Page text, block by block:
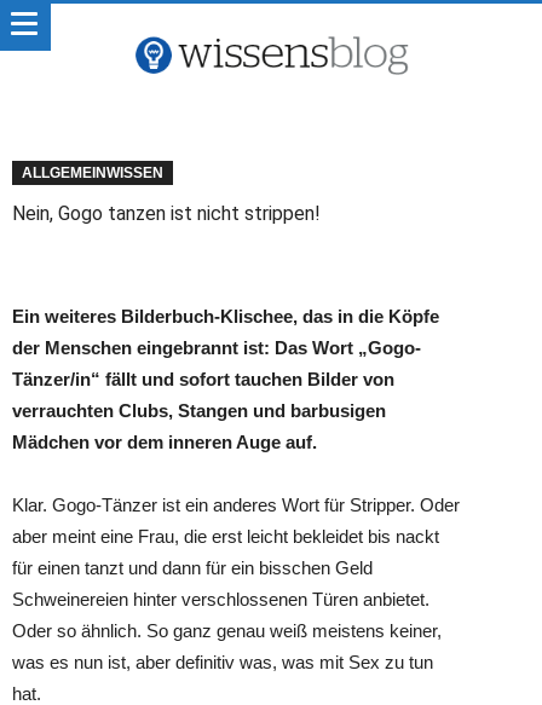
ALLGEMEINWISSEN
Nein, Gogo tanzen ist nicht strippen!
Ein weiteres Bilderbuch-Klischee, das in die Köpfe
der Menschen eingebrannt ist: Das Wort „Gogo-
Tänzer/in“ fällt und sofort tauchen Bilder von
verrauchten Clubs, Stangen und barbusigen
Mädchen vor dem inneren Auge auf.
Klar. Gogo-Tänzer ist ein anderes Wort für Stripper. Oder
aber meint eine Frau, die erst leicht bekleidet bis nackt
für einen tanzt und dann für ein bisschen Geld
Schweinereien hinter verschlossenen Türen anbietet.
Oder so ähnlich. So ganz genau weiß meistens keiner,
was es nun ist, aber definitiv was, was mit Sex zu tun
hat.